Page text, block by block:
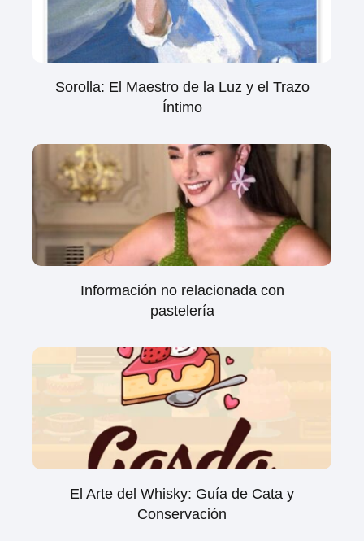
Sorolla: El Maestro de la Luz y el Trazo
Íntimo
Información no relacionada con
pastelería
El Arte del Whisky: Guía de Cata y
Conservación